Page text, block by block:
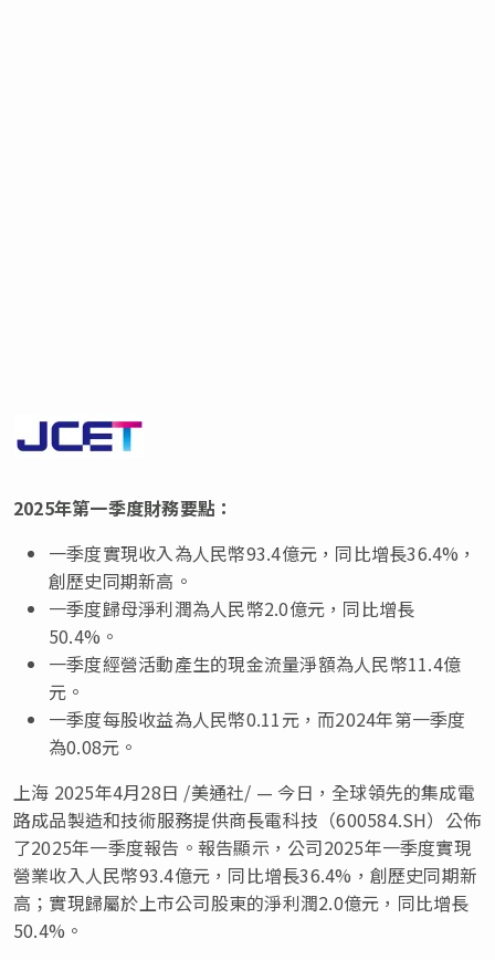
2025年第一季度財務要點：
一季度實現收入為人民幣93.4億元，同比增長36.4%，
創歷史同期新高。
一季度歸母淨利潤為人民幣2.0億元，同比增長
50.4%。
一季度經營活動產生的現金流量淨額為人民幣11.4億
元。
一季度每股收益為人民幣0.11元，而2024年第一季度
為0.08元。
上海 2025年4月28日 /美通社/ — 今日，全球領先的集成電
路成品製造和技術服務提供商長電科技（600584.SH）公佈
了2025年一季度報告。報告顯示，公司2025年一季度實現
營業收入人民幣93.4億元，同比增長36.4%，創歷史同期新
高；實現歸屬於上市公司股東的淨利潤2.0億元，同比增長
50.4%。